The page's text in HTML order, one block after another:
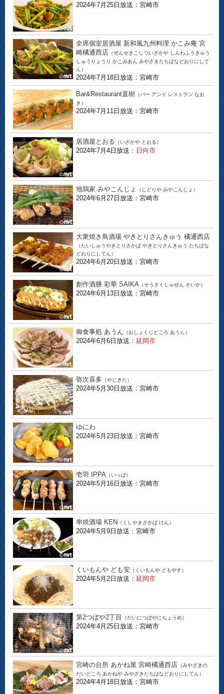
2024年7月25日放送：宮崎市
全席個室居酒屋 新和風九州料理 かこみ庵 宮
崎橘通西店 （ぜんせきこしついざかや しんわふうきゅう
しゅうりょうり かこみあん みやざきたちばなどおりにして
ん）
2024年7月18日放送：宮崎市
Bar&Restaurant直樹 （バー アンド レストラン なお
き）
2024年7月11日放送：宮崎市
居酒屋とおる （いざかや とおる）
2024年7月4日放送： 日向市
地鶏家 みやこんじょ （じどりや みやこんじょ）
2024年6月27日放送：宮崎市
大衆焼き鳥酒場 やきとりさんきゅう 橘通西店
（たいしゅうやきとりさかば やきとりさんきゅう たちばな
どおりにしてん）
2024年6月20日放送：宮崎市
創作酒膳 彩華 SAIKA （そうさくしゅぜん さいか）
2024年6月13日放送：宮崎市
御食事処 あうん （おしょくじどころ あうん）
2024年6月6日放送： 延岡市
弥次喜多 （やじきた）
2024年5月30日放送：宮崎市
ゆにわ
2024年5月23日放送：宮崎市
壱羽 IPPA （いっぱ）
2024年5月16日放送：宮崎市
串焼酒場 KEN （くしやきさかば けん）
2024年5月9日放送：宮崎市
くいもんや ども安 （くいもんや どもやす）
2024年5月2日放送： 延岡市
第2つぼや2丁目 （だいにつぼやにちょうめ）
2024年4月25日放送：宮崎市
宮崎の台所 あかね屋 宮崎橘通西店 （みやざきの
だいどころ あかねや みやざきたちばなどおりにしてん）
2024年4月18日放送：宮崎市